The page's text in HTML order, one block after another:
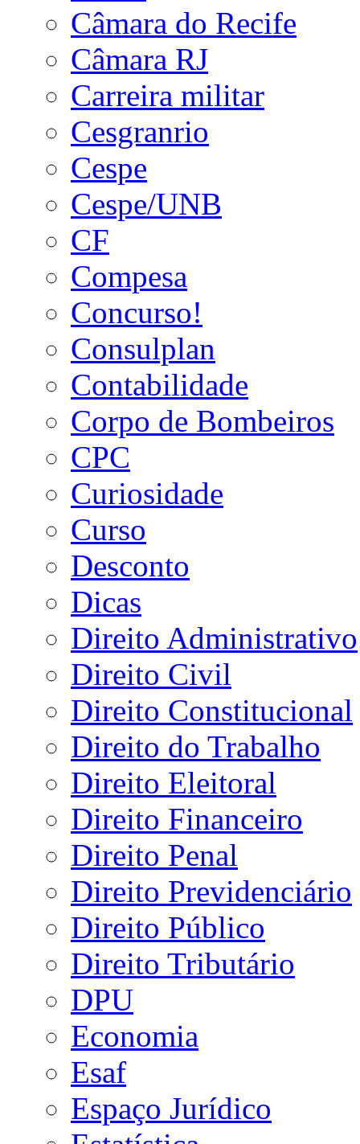
Câmara do Recife
Câmara RJ
Carreira militar
Cesgranrio
Cespe
Cespe/UNB
CF
Compesa
Concurso!
Consulplan
Contabilidade
Corpo de Bombeiros
CPC
Curiosidade
Curso
Desconto
Dicas
Direito Administrativo
Direito Civil
Direito Constitucional
Direito do Trabalho
Direito Eleitoral
Direito Financeiro
Direito Penal
Direito Previdenciário
Direito Público
Direito Tributário
DPU
Economia
Esaf
Espaço Jurídico